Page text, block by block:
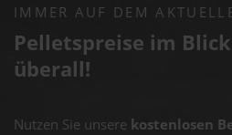
IMMER AUF DEM
Pelletspreise im
überall!
Nutzen Sie unsere kostenlosen